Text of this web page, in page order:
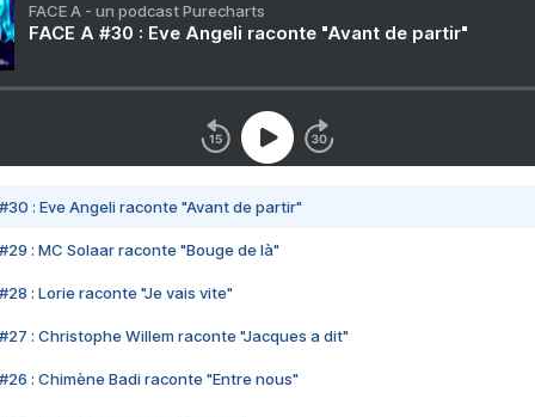
FACE A - un podcast Purecharts
FACE A #30 : Eve Angeli raconte "Avant de partir"
#30 : Eve Angeli raconte "Avant de partir"
#29 : MC Solaar raconte "Bouge de là"
#28 : Lorie raconte "Je vais vite"
#27 : Christophe Willem raconte "Jacques a dit"
#26 : Chimène Badi raconte "Entre nous"